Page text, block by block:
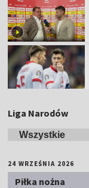
Liga Narodów
24 WRZEŚNIA 2026
Piłka nożna